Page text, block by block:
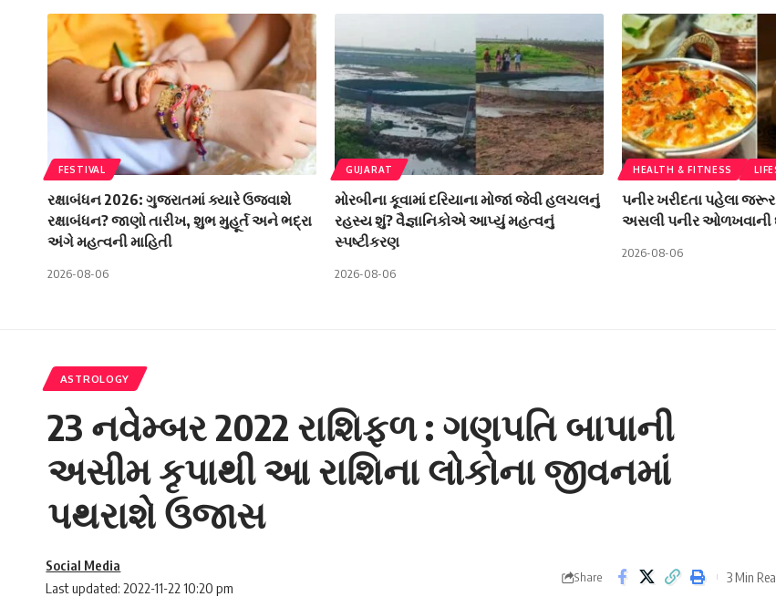
FESTIVAL
રક્ષાબંધન 2026: ગુજરાતમાં ક્યારે ઉજવાશે
રક્ષાબંધન? જાણો તારીખ, શુભ મુહૂર્ત અને ભદ્રા
અંગે મહત્વની માહિતી
2026-08-06
GUJARAT
મોરબીના કૂવામાં દરિયાના મોજાં જેવી હલચલનું
રહસ્ય શું? વૈજ્ઞાનિકોએ આપ્યું મહત્વનું
સ્પષ્ટીકરણ
2026-08-06
HEALTH & FITNESS
પનીર ખરીદતા પહેલા જરૂર
અસલી પનીર ઓળખવાની
2026-08-06
ASTROLOGY
23 નવેમ્બર 2022 રાશિફળ : ગણપતિ બાપાની
અસીમ કૃપાથી આ રાશિના લોકોના જીવનમાં
પથરાશે ઉજાસ
Last updated: 2022-11-22 10:20 pm
Social Media
Share 3 Min